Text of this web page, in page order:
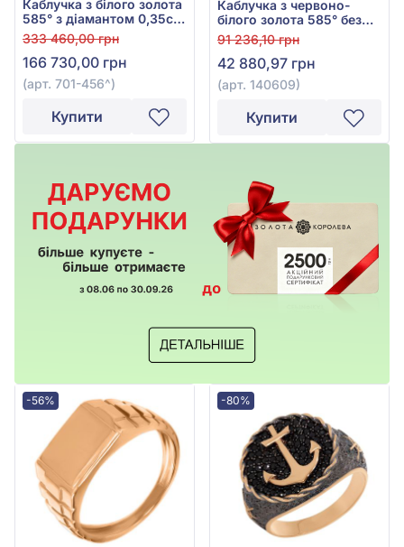
Каблучка з білого золота
585° з діамантом 0,35ct,
арт. 701-456
333 460,00 грн
166 730,00 грн
(арт. 701-456^)
Купити
Каблучка з червоно-
білого золота 585° без
вставки, арт. 140609
91 236,10 грн
42 880,97 грн
(арт. 140609)
Купити
-56% -80%